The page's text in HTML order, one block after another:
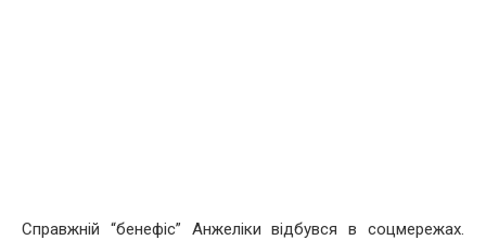
Справжній “бенефіс” Анжеліки відбувся в соцмережах.